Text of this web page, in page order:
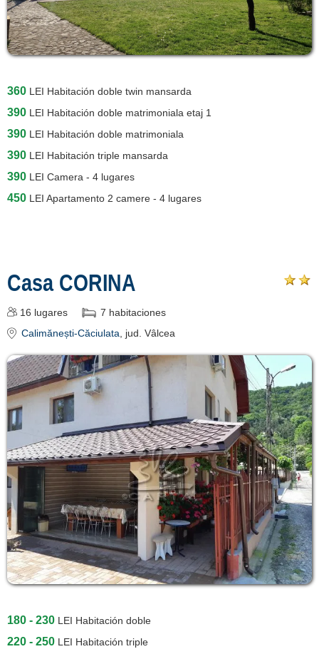
360 LEI Habitación doble twin mansarda
390 LEI Habitación doble matrimoniala etaj 1
390 LEI Habitación doble matrimoniala
390 LEI Habitación triple mansarda
390 LEI Camera - 4 lugares
450 LEI Apartamento 2 camere - 4 lugares
Casa CORINA
16 lugares 7 habitaciones
Calimănești-Căciulata , jud. Vâlcea
180 - 230 LEI Habitación doble
220 - 250 LEI Habitación triple